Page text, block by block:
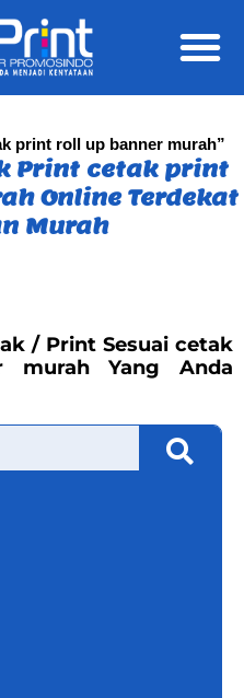
print roll up banner murah”
Print cetak print
Online Terdekat
Murah
/ Print Sesuai cetak
Yang Anda